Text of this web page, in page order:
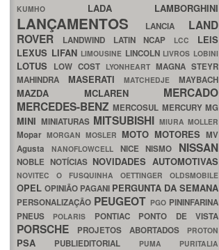
KUMHO LADA LAMBORGHINI
LANÇAMENTOS LANCIA LAND
ROVER
LANDWIND LATIN NCAP LCC LEIS
LEXUS LIFAN LIMOUSINE LINCOLN LIVROS LOBINI
LOTUS LOW COST LYONHEART MAGNA STEYR
MAHINDRA MASERATIMATCHEDJEMAYBACH
MAZDA MCLAREN MERCADO
MERCEDES-BENZMERCOSUL MERCURYMG
MINI MINIATURAS MITSUBISHI MIURA MOLLER
Mopar MORGAN MOSLER MOTO MOTORES MV
Agusta NANOFLOWCELL NICENISMO NISSAN
NOBLE NOTÍCIAS NOVIDADES AUTOMOTIVAS
NOVITEC O FUSQUINHA OETTINGER OLDSMOBILE
OPEL OPINIÃO PAGANI PERGUNTA DA SEMANA
PERSONALIZAÇÃO PEUGEOT PGO PININFARINA
PNEUS
POLARIS PONTIAC PONTO DE VISTA
PORSCHE PROJETOS ABORTADOS PROTON
PSA PUBLIEDITORIAL PUMA PURITALIA